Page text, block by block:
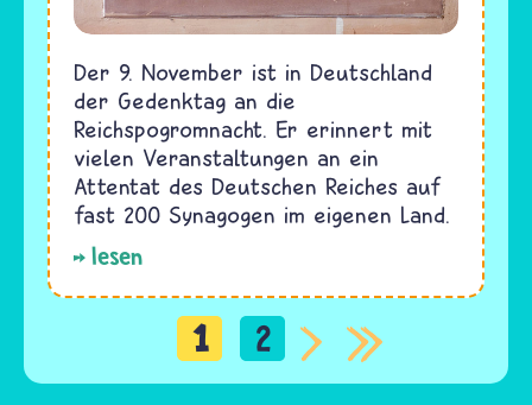
Der 9. November ist in Deutschland
der Gedenktag an die
Reichspogromnacht. Er erinnert mit
vielen Veranstaltungen an ein
Attentat des Deutschen Reiches auf
fast 200 Synagogen im eigenen Land.
lesen
Seitennummerierung
1 2